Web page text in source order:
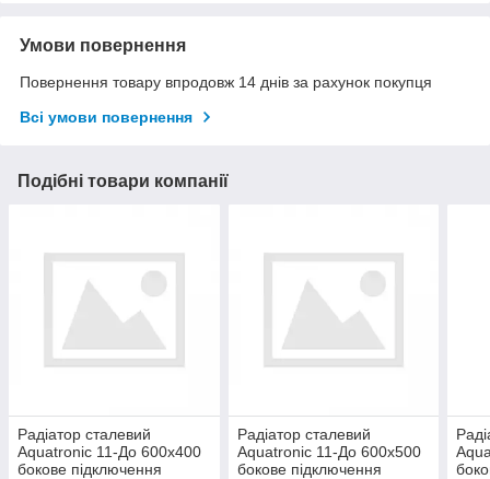
Умови повернення
Повернення товару впродовж 14 днів за рахунок покупця
Всі умови повернення
Подібні товари компанії
Радіатор сталевий
Aquatronic 11-До 600х400
бокове підключення
Радіатор сталевий
Aquatronic 11-До 600х500
бокове підключення